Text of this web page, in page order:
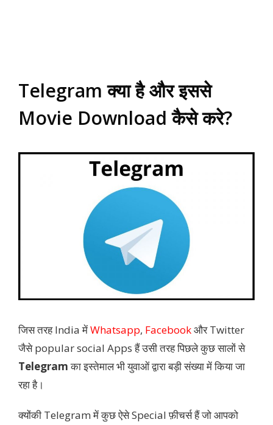
Telegram क्या है और इससे
Movie Download कैसे करे?
जिस तरह India मेंWhatsapp, Facebookऔर Twitter
जैसे popular social Apps हैं उसी तरह पिछले कुछ सालों से
Telegramका इस्तेमाल भी युवाओं द्वारा बड़ी संख्या में किया जा
रहा है।
क्योंकी Telegram में कुछ ऐसे Special फ़ीचर्स हैं जो आपको